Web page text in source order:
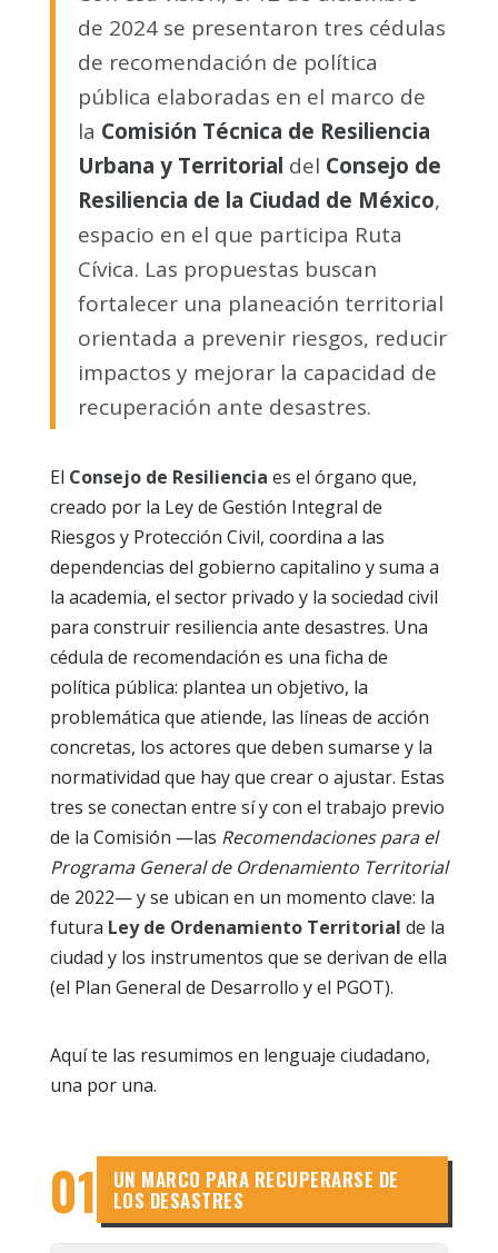
de 2024 se presentaron tres cédulas
de recomendación de política
pública elaboradas en el marco de
la Comisión Técnica de Resiliencia
Urbana y Territorial del Consejo de
Resiliencia de la Ciudad de México,
espacio en el que participa Ruta
Cívica. Las propuestas buscan
fortalecer una planeación territorial
orientada a prevenir riesgos, reducir
impactos y mejorar la capacidad de
recuperación ante desastres.
El Consejo de Resiliencia es el órgano que,
creado por la Ley de Gestión Integral de
Riesgos y Protección Civil, coordina a las
dependencias del gobierno capitalino y suma a
la academia, el sector privado y la sociedad civil
para construir resiliencia ante desastres. Una
cédula de recomendación es una ficha de
política pública: plantea un objetivo, la
problemática que atiende, las líneas de acción
concretas, los actores que deben sumarse y la
normatividad que hay que crear o ajustar. Estas
tres se conectan entre sí y con el trabajo previo
de la Comisión —las Recomendaciones para el
Programa General de Ordenamiento Territorial
de 2022— y se ubican en un momento clave: la
futura Ley de Ordenamiento Territorial de la
ciudad y los instrumentos que se derivan de ella
(el Plan General de Desarrollo y el PGOT).
Aquí te las resumimos en lenguaje ciudadano,
una por una.
01 UN MARCO PARA RECUPERARSE DE
LOS DESASTRES